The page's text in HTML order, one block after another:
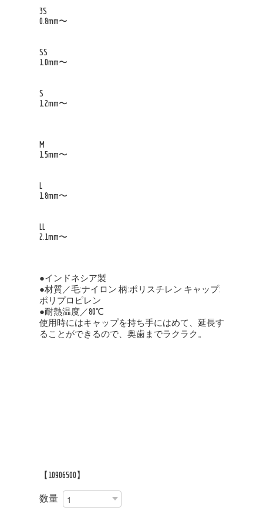
3S
0.8mm〜
SS
1.0mm〜
S
1.2mm〜
M
1.5mm〜
L
1.8mm〜
LL
2.1mm〜
●インドネシア製
●材質／毛:ナイロン 柄:ポリスチレン キャップ:
ポリプロピレン
●耐熱温度／80℃
使用時にはキャップを持ち手にはめて、延長す
ることができるので、奥歯までラクラク。
【10906500】
数量